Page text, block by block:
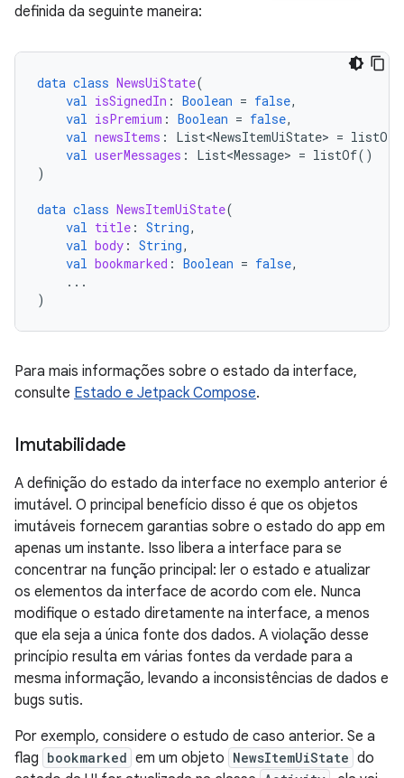
definida da seguinte maneira:
data class NewsUiState(
val isSignedIn : Boolean = false,
val isPremium : Boolean = false,
val newsItems : List<NewsItemUiState> = listOf
val userMessages : List<Message> = listOf()
)
data class NewsItemUiState(
val title : String,
val body : String,
val bookmarked : Boolean = false,
...
)
Para mais informações sobre o estado da interface,
consulte Estado e Jetpack Compose.
Imutabilidade
A definição do estado da interface no exemplo anterior é
imutável. O principal benefício disso é que os objetos
imutáveis fornecem garantias sobre o estado do app em
apenas um instante. Isso libera a interface para se
concentrar na função principal: ler o estado e atualizar
os elementos da interface de acordo com ele. Nunca
modifique o estado diretamente na interface, a menos
que ela seja a única fonte dos dados. A violação desse
princípio resulta em várias fontes da verdade para a
mesma informação, levando a inconsistências de dados e
bugs sutis.
Por exemplo, considere o estudo de caso anterior. Se a
flag bookmarked em um objeto NewsItemUiState do